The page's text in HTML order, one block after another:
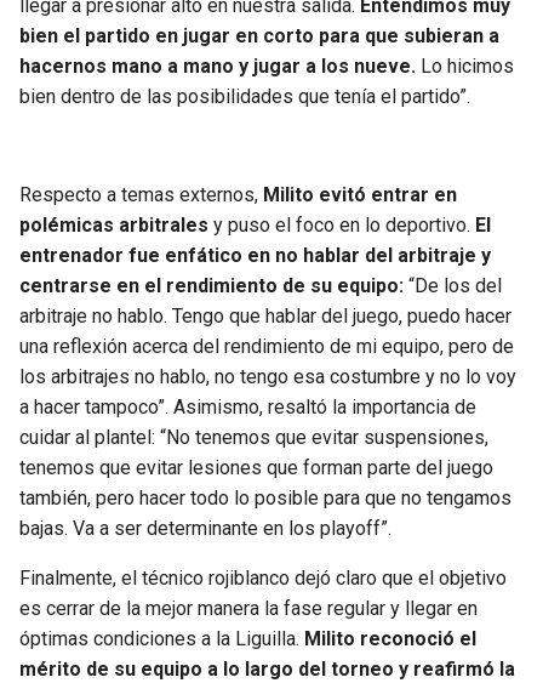
llegar a presionar alto en nuestra salida. Entendimos muy
bien el partido en jugar en corto para que subieran a
hacernos mano a mano y jugar a los nueve. Lo hicimos
bien dentro de las posibilidades que tenía el partido”.
Respecto a temas externos, Milito evitó entrar en
polémicas arbitrales y puso el foco en lo deportivo. El
entrenador fue enfático en no hablar del arbitraje y
centrarse en el rendimiento de su equipo: “De los del
arbitraje no hablo. Tengo que hablar del juego, puedo hacer
una reflexión acerca del rendimiento de mi equipo, pero de
los arbitrajes no hablo, no tengo esa costumbre y no lo voy
a hacer tampoco”. Asimismo, resaltó la importancia de
cuidar al plantel: “No tenemos que evitar suspensiones,
tenemos que evitar lesiones que forman parte del juego
también, pero hacer todo lo posible para que no tengamos
bajas. Va a ser determinante en los playoff”.
Finalmente, el técnico rojiblanco dejó claro que el objetivo
es cerrar de la mejor manera la fase regular y llegar en
óptimas condiciones a la Liguilla. Milito reconoció el
mérito de su equipo a lo largo del torneo y reafirmó la